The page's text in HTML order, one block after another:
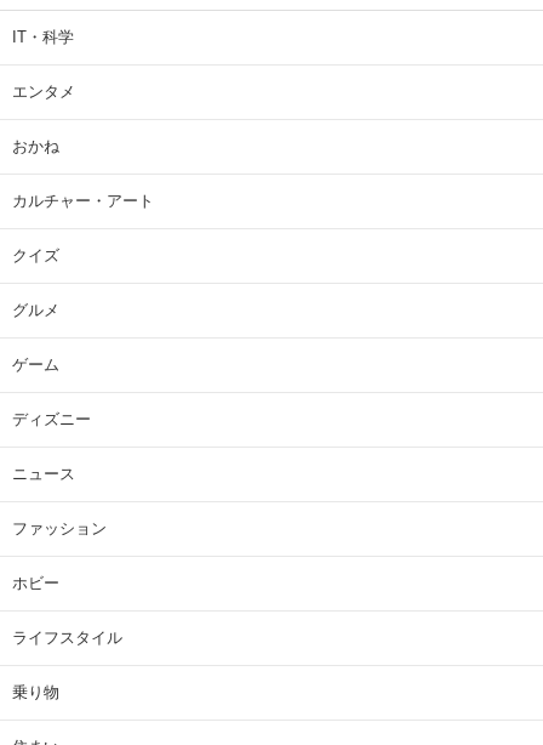
IT・科学
エンタメ
おかね
カルチャー・アート
クイズ
グルメ
ゲーム
ディズニー
ニュース
ファッション
ホビー
ライフスタイル
乗り物